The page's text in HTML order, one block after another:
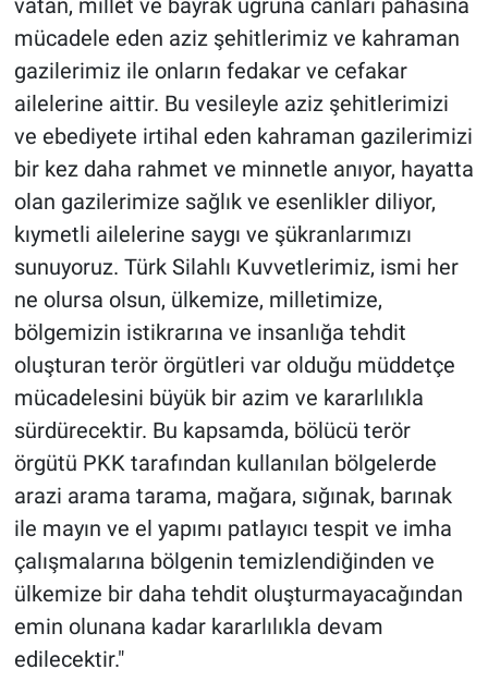
vatan, millet ve bayrak uğruna canları pahasına
mücadele eden aziz şehitlerimiz ve kahraman
gazilerimiz ile onların fedakar ve cefakar
ailelerine aittir. Bu vesileyle aziz şehitlerimizi
ve ebediyete irtihal eden kahraman gazilerimizi
bir kez daha rahmet ve minnetle anıyor, hayatta
olan gazilerimize sağlık ve esenlikler diliyor,
kıymetli ailelerine saygı ve şükranlarımızı
sunuyoruz. Türk Silahlı Kuvvetlerimiz, ismi her
ne olursa olsun, ülkemize, milletimize,
bölgemizin istikrarına ve insanlığa tehdit
oluşturan terör örgütleri var olduğu müddetçe
mücadelesini büyük bir azim ve kararlılıkla
sürdürecektir. Bu kapsamda, bölücü terör
örgütü PKK tarafından kullanılan bölgelerde
arazi arama tarama, mağara, sığınak, barınak
ile mayın ve el yapımı patlayıcı tespit ve imha
çalışmalarına bölgenin temizlendiğinden ve
ülkemize bir daha tehdit oluşturmayacağından
emin olunana kadar kararlılıkla devam
edilecektir."